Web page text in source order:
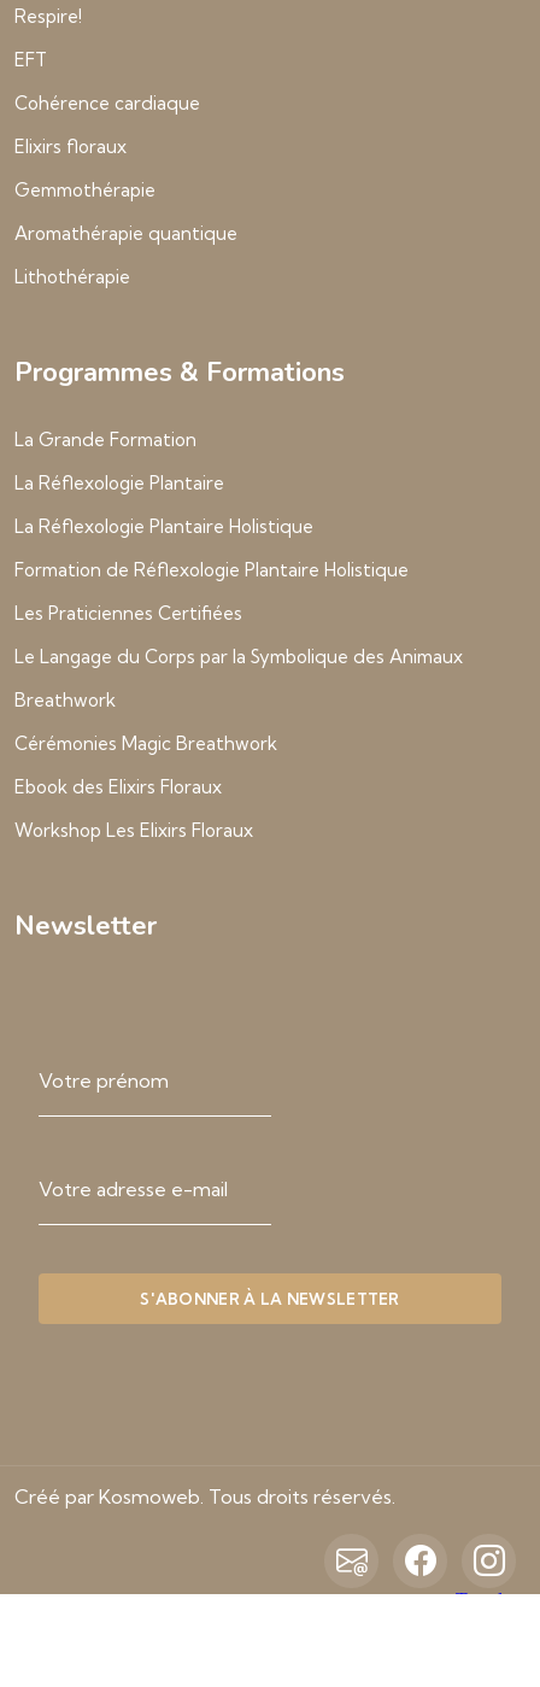
Respire!
EFT
Cohérence cardiaque
Elixirs floraux
Gemmothérapie
Aromathérapie quantique
Lithothérapie
Programmes & Formations
La Grande Formation
La Réflexologie Plantaire
La Réflexologie Plantaire Holistique
Formation de Réflexologie Plantaire Holistique
Les Praticiennes Certifiées
Le Langage du Corps par la Symbolique des Animaux
Breathwork
Cérémonies Magic Breathwork
Ebook des Elixirs Floraux
Workshop Les Elixirs Floraux
Newsletter
Créé par Kosmoweb. Tous droits réservés.